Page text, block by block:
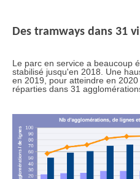
Des tramways dans 31
Le parc en service a beaucoup
stabilisé jusqu'en 2018. Une
en 2019, pour atteindre en
réparties dans 31